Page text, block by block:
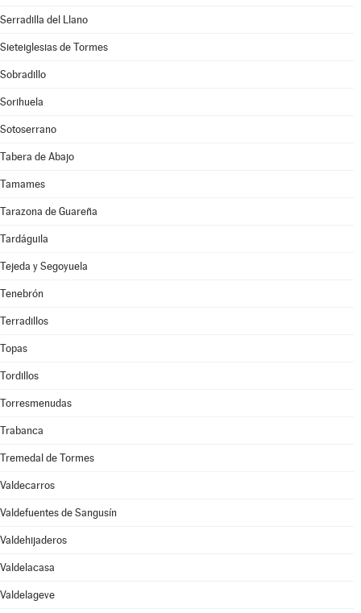
Serradilla del Llano
Sieteiglesias de Tormes
Sobradillo
Sorihuela
Sotoserrano
Tabera de Abajo
Tamames
Tarazona de Guareña
Tardáguila
Tejeda y Segoyuela
Tenebrón
Terradillos
Topas
Tordillos
Torresmenudas
Trabanca
Tremedal de Tormes
Valdecarros
Valdefuentes de Sangusín
Valdehijaderos
Valdelacasa
Valdelageve